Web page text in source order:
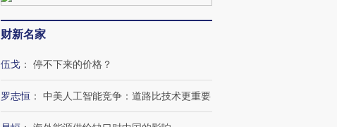
财新名家
伍戈 ： 停不下来的价格？
罗志恒 ： 中美人工智能竞争：道路比技术更重要